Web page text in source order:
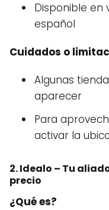
Disponible en
español
Cuidados o
Algunas
aparecer
Para
activar la
2. Idealo – Tu
precio
¿Qué es?